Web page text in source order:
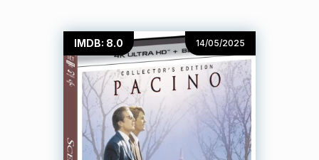
IMDB: 8.0 14/05/2025